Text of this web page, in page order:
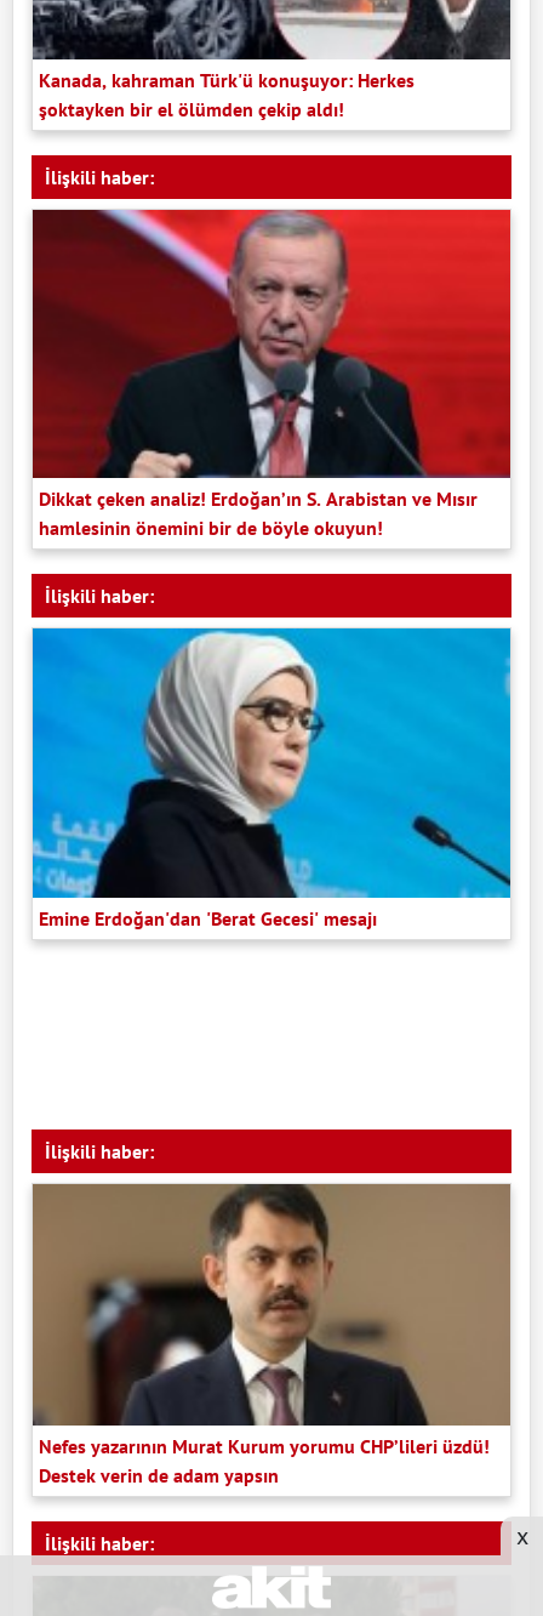
Kanada, kahraman Türk'ü konuşuyor: Herkes
şoktayken bir el ölümden çekip aldı!
İlişkili haber:
Dikkat çeken analiz! Erdoğan’ın S. Arabistan ve Mısır
hamlesinin önemini bir de böyle okuyun!
İlişkili haber:
Emine Erdoğan'dan 'Berat Gecesi' mesajı
İlişkili haber:
Nefes yazarının Murat Kurum yorumu CHP’lileri üzdü!
Destek verin de adam yapsın
İlişkili haber: x